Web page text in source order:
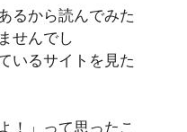
るから読んでみた
せんでし
いるサイトを見た
！」って思ったこ